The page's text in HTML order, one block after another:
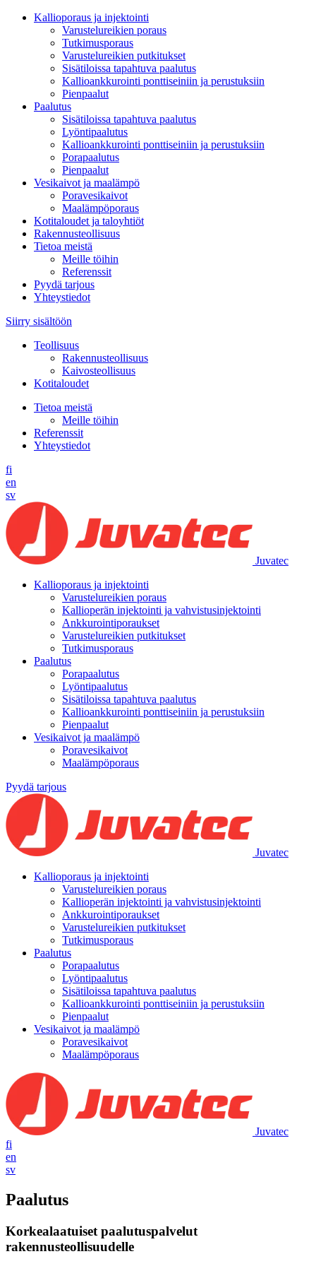
Kallioporaus ja injektointi
Varustelureikien poraus
Tutkimusporaus
Varustelureikien putkitukset
Sisätiloissa tapahtuva paalutus
Kallioankkurointi ponttiseiniin ja perustuksiin
Pienpaalut
Paalutus
Sisätiloissa tapahtuva paalutus
Lyöntipaalutus
Kallioankkurointi ponttiseiniin ja perustuksiin
Porapaalutus
Pienpaalut
Vesikaivot ja maalämpö
Poravesikaivot
Maalämpöporaus
Kotitaloudet ja taloyhtiöt
Rakennusteollisuus
Tietoa meistä
Meille töihin
Referenssit
Pyydä tarjous
Yhteystiedot
Siirry sisältöön
Teollisuus
Rakennusteollisuus
Kaivosteollisuus
Kotitaloudet
Tietoa meistä
Meille töihin
Referenssit
Yhteystiedot
fi
en
sv
Juvatec
Kallioporaus ja injektointi
Varustelureikien poraus
Kallioperän injektointi ja vahvistusinjektointi
Ankkurointiporaukset
Varustelureikien putkitukset
Tutkimusporaus
Paalutus
Porapaalutus
Lyöntipaalutus
Sisätiloissa tapahtuva paalutus
Kallioankkurointi ponttiseiniin ja perustuksiin
Pienpaalut
Vesikaivot ja maalämpö
Poravesikaivot
Maalämpöporaus
Pyydä tarjous
Juvatec
Kallioporaus ja injektointi
Varustelureikien poraus
Kallioperän injektointi ja vahvistusinjektointi
Ankkurointiporaukset
Varustelureikien putkitukset
Tutkimusporaus
Paalutus
Porapaalutus
Lyöntipaalutus
Sisätiloissa tapahtuva paalutus
Kallioankkurointi ponttiseiniin ja perustuksiin
Pienpaalut
Vesikaivot ja maalämpö
Poravesikaivot
Maalämpöporaus
Juvatec
fi
en
sv
Paalutus
Korkealaatuiset paalutuspalvelut
rakennusteollisuudelle